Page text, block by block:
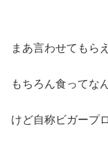
まあ言わせてもら
もちろん食ってな
けど自称ビガープロ